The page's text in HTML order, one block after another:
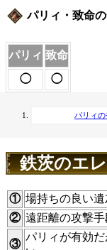
パリィ・致命
パリィ 致命
◯
◯
パリィ
鉄茨のエ
① 場持ちの良い
② 遠距離の攻撃
③
パリィが有効